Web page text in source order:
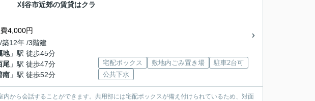
刈谷市近郊の賃貸はクラ
4,000円
12年 /3階建
地」駅 徒歩45分
尾 」駅 徒歩47分
南 」駅 徒歩52分
宅配ボックス 敷地内ごみ置き場
駐車2台可
公共下水
から会話することができます。共用部には宅配ボックスが備え付けられているため、対面